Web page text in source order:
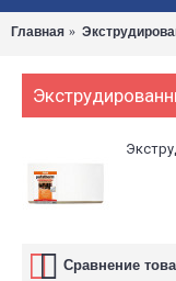
Главная
Сравнение